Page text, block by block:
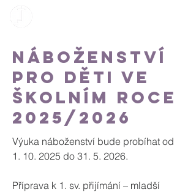
Náboženství
pro děti ve
školním roce
2025/2026
Výuka náboženství bude probíhat od
1. 10. 2025 do 31. 5. 2026.
Příprava k 1. sv. přijímání – mladší